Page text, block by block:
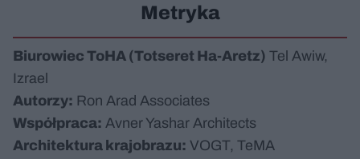
Metryka
Biurowiec ToHA (Totseret Ha-Aretz) Tel Awiw,
Izrael
Autorzy: Ron Arad Associates
Współpraca: Avner Yashar Architects
Architektura krajobrazu: VOGT, TeMA